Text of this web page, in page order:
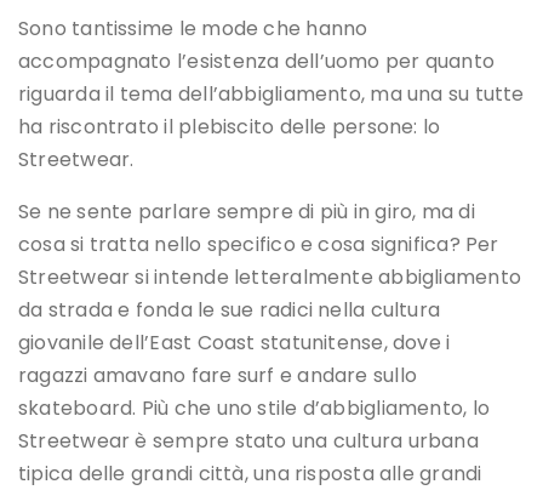
Sono tantissime le mode che hanno
accompagnato l’esistenza dell’uomo per quanto
riguarda il tema dell’abbigliamento, ma una su tutte
ha riscontrato il plebiscito delle persone: lo
Streetwear.
Se ne sente parlare sempre di più in giro, ma di
cosa si tratta nello specifico e cosa significa? Per
Streetwear si intende letteralmente abbigliamento
da strada e fonda le sue radici nella cultura
giovanile dell’East Coast statunitense, dove i
ragazzi amavano fare surf e andare sullo
skateboard. Più che uno stile d’abbigliamento, lo
Streetwear è sempre stato una cultura urbana
tipica delle grandi città, una risposta alle grandi